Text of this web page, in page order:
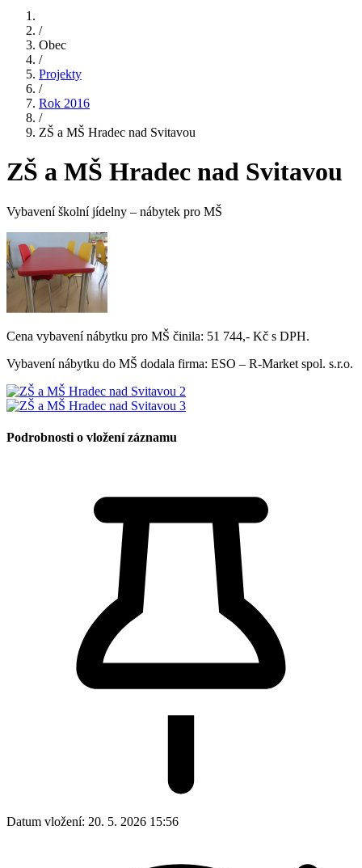
/
Obec
/
Projekty
/
Rok 2016
/
ZŠ a MŠ Hradec nad Svitavou
ZŠ a MŠ Hradec nad Svitavou
Vybavení školní jídelny – nábytek pro MŠ
Cena vybavení nábytku pro MŠ činila: 51 744,- Kč s DPH.
Vybavení nábytku do MŠ dodala firma: ESO – R-Market spol. s.r.o.
Podrobnosti o vložení záznamu
Datum vložení: 20. 5. 2026 15:56